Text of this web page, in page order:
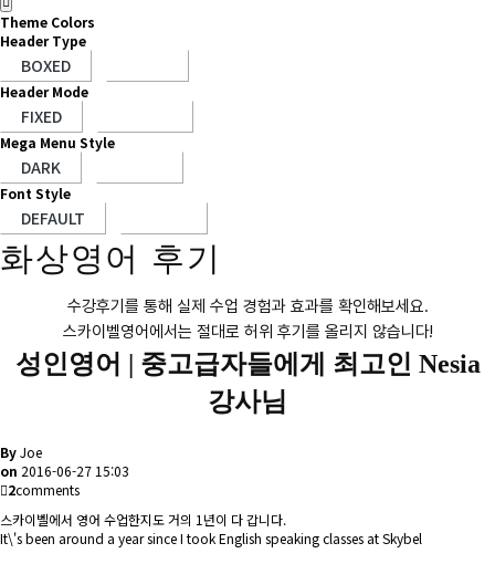
Theme Colors
Header Type
Header Mode
Mega Menu Style
Font Style
화상영어 후기
수강후기를 통해 실제 수업 경험과 효과를 확인해보세요.
스카이벨영어에서는 절대로 허위 후기를 올리지 않습니다!
성인영어 | 중고급자들에게 최고인 Nesia
강사님
ByJoe
on 2016-06-27 15:03
2comments
스카이벨에서 영어 수업한지도 거의 1년이 다 갑니다.
It\'s been around a year since I took English speaking classes at Skybel